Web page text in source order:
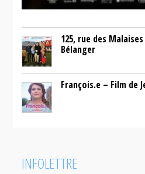
125, rue des
Bélanger
François.e – Film de
INFOLETTRE